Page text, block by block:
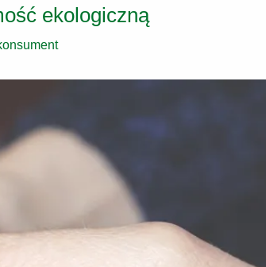
ekologiczną